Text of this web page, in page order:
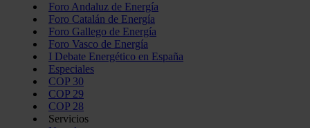
Foro Andaluz de Energía
Foro Catalán de Energía
Foro Gallego de Energía
Foro Vasco de Energía
I Debate Energético en España
Especiales
COP 30
COP 29
COP 28
Servicios